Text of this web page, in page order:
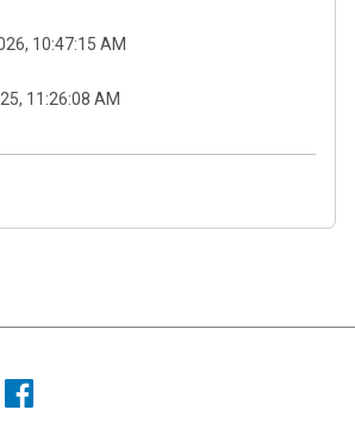
10:47:15 AM
11:26:08 AM
|